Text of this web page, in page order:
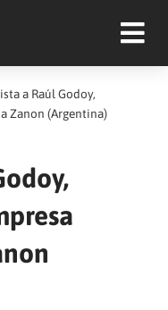
a Raúl Godoy,
Zanon (Argentina)